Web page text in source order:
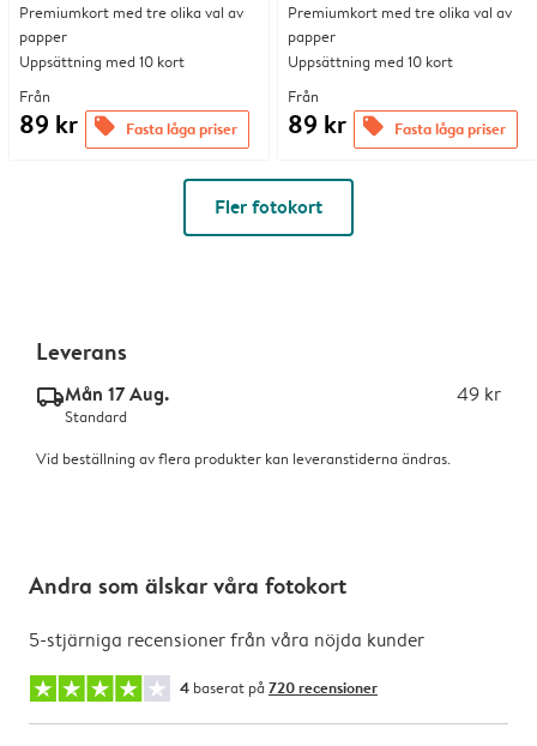
Premiumkort med tre olika val av
papper
Uppsättning med 10 kort
Från
89 kr offers Fasta låga priser
Premiumkort med tre olika val av
papper
Uppsättning med 10 kort
Från
89 kr offers Fasta låga priser
Fler fotokort
Leverans
delivery_standard_v2Mån 17 Aug. 49 kr
Standard
Vid beställning av flera produkter kan leveranstiderna ändras.
Andra som älskar våra fotokort
5-stjärniga recensioner från våra nöjda kunder
4 baserat på 720 recensioner